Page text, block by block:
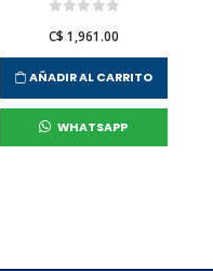
C$ 1,961.00
AÑADIR AL CARRITO
WHATSAPP